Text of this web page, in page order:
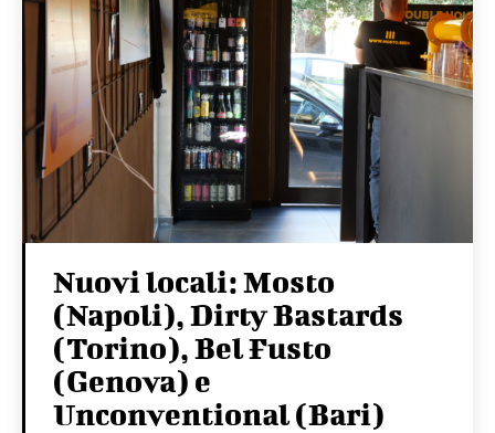
Nuovi locali: Mosto
(Napoli), Dirty Bastards
(Torino), Bel Fusto
(Genova) e
Unconventional (Bari)